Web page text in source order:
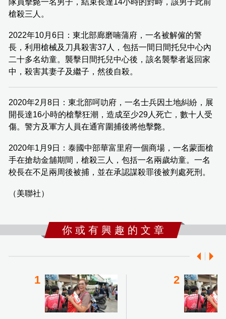
隊員擊斃一名男子，結束長達14小時的對峙，該男子此前
槍殺三人。
2022年10月6日：東北部廊磨喃蒲府，一名被解僱的警
長，利用槍械及刀具殺害37人，包括一間日間托兒中心內
二十多名幼童。襲擊日間托兒中心後，該名襲擊者返回家
中，殺害其妻子及繼子，然後自殺。
2020年2月8日：東北部呵叻府，一名士兵因土地糾紛，展
開長達16小時的槍擊狂潮，造成至少29人死亡，數十人受
傷。警方及軍方人員在通宵圍捕後將他擊斃。
2020年1月9日：泰國中部華富里府一個商場，一名蒙面槍
手在搶劫金舖期間，槍殺三人，包括一名兩歲幼童。一名
校長在不足兩周後被捕，並在承認謀殺罪後被判處死刑。
（美聯社）
你 或 有 興 趣 的 文 章